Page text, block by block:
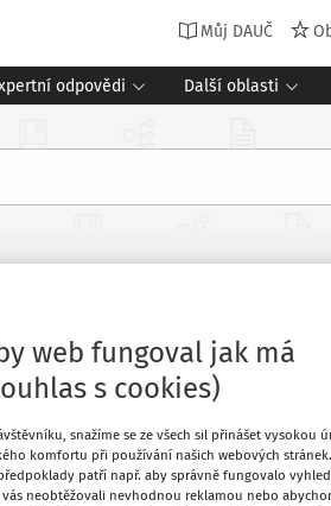
Můj DAUČ
odpovědi Další oblasti
vyplnění vzoru
web fungoval jak má
s cookies)
snažíme se ze všech sil přinášet vysokou
komfortu při používání našich webových
patří např. aby správně fungovalo
neobtěžovali nevhodnou reklamou nebo